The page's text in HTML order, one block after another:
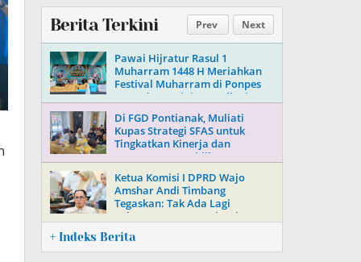
Prev Next
Berita Terkini
Pawai Hijratur Rasul 1
Muharram 1448 H Meriahkan
Festival Muharram di Ponpes
Daarul Mu’minin As’adiyah
Di FGD Pontianak, Muliati
Kupas Strategi SFAS untuk
Tingkatkan Kinerja dan
Kepercayaan Publik
Ketua Komisi I DPRD Wajo
Amshar Andi Timbang
Tegaskan: Tak Ada Lagi
“Oknum” Atur Proyek Tahun
2026
+ Indeks Berita